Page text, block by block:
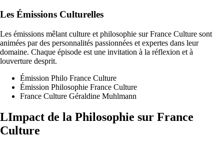
Les Émissions Culturelles
Les émissions mêlant culture et philosophie sur France Culture sont
animées par des personnalités passionnées et expertes dans leur
domaine. Chaque épisode est une invitation à la réflexion et à
louverture desprit.
Émission Philo France Culture
Émission Philosophie France Culture
France Culture Géraldine Muhlmann
LImpact de la Philosophie sur France
Culture